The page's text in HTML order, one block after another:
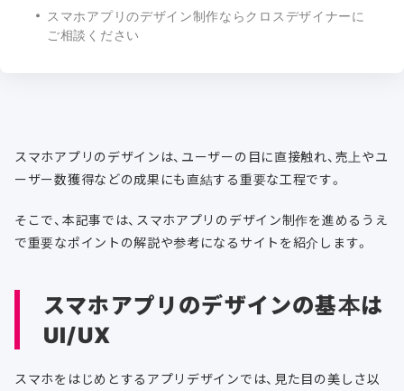
スマホアプリのデザイン制作ならクロスデザイナーに
ご相談ください
スマホアプリのデザインは、ユーザーの目に直接触れ、売上やユ
ーザー数獲得などの成果にも直結する重要な工程です。
そこで、本記事では、スマホアプリのデザイン制作を進めるうえ
で重要なポイントの解説や参考になるサイトを紹介します。
スマホアプリのデザインの基本は
UI/UX
スマホをはじめとするアプリデザインでは、見た目の美しさ以